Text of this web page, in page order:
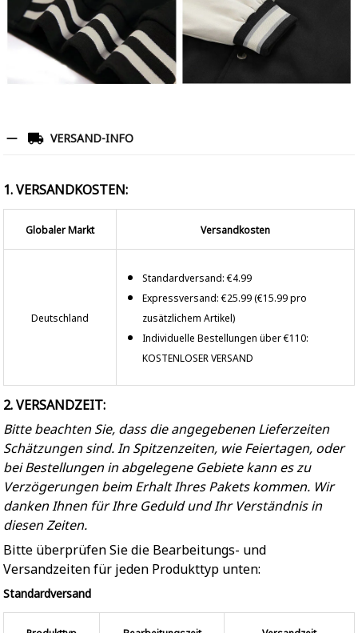
VERSAND-INFO
1. VERSANDKOSTEN:
Globaler Markt Versandkosten
Deutschland
Standardversand: €4.99
Expressversand: €25.99 (€15.99 pro
zusätzlichem Artikel)
Individuelle Bestellungen über €110:
KOSTENLOSER VERSAND
2. VERSANDZEIT:
Bitte beachten Sie, dass die angegebenen Lieferzeiten
Schätzungen sind. In Spitzenzeiten, wie Feiertagen, oder
bei Bestellungen in abgelegene Gebiete kann es zu
Verzögerungen beim Erhalt Ihres Pakets kommen. Wir
danken Ihnen für Ihre Geduld und Ihr Verständnis in
diesen Zeiten.
Bitte überprüfen Sie die Bearbeitungs- und
Versandzeiten für jeden Produkttyp unten:
Standardversand